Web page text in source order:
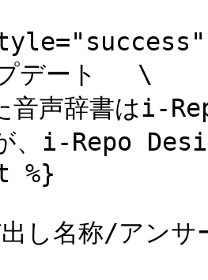
デート 　\
音声辞書はi-
、i-Repo
%}
し名称/アンサ